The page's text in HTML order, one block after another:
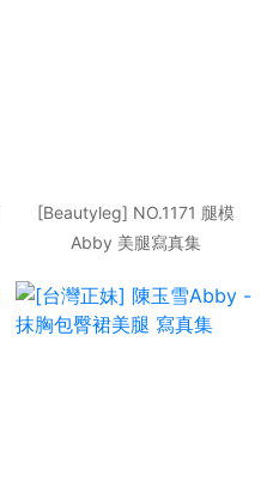
[Beautyleg] NO.1171 腿模
Abby 美腿寫真集